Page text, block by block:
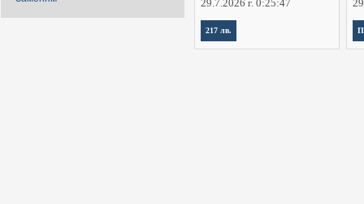
29.7.2026 г. 0:25:47
217 лв.